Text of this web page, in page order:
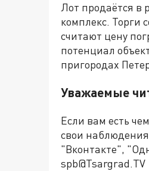
Лот продаётся в
комплекс. Торги
считают цену
потенциал
пригородах
Уважаемые
Если вам есть
свои
"Вконтакте",
spb@Tsargrad.TV